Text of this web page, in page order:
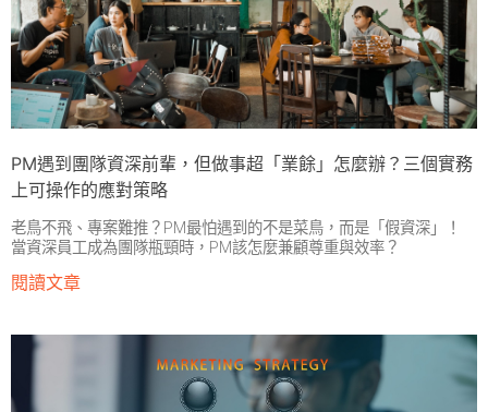
PM遇到團隊資深前輩，但做事超「業餘」怎麼辦？三個實務
上可操作的應對策略
老鳥不飛、專案難推？PM最怕遇到的不是菜鳥，而是「假資深」！
當資深員工成為團隊瓶頸時，PM該怎麼兼顧尊重與效率？
閱讀文章